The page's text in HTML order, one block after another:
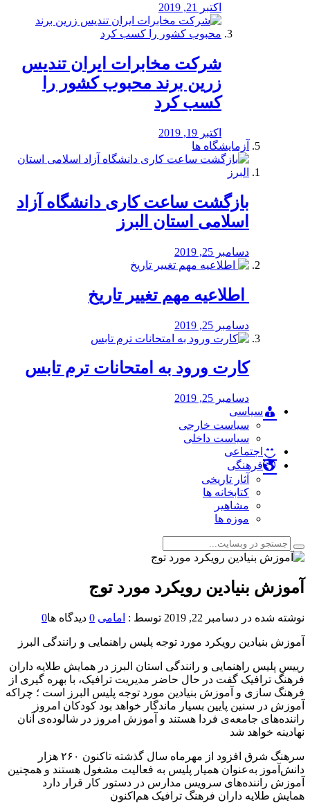
اکتبر 21, 2019
شرکت مخابرات ایران تندیس
زرین برند محبوب کشور را
کسب کرد
اکتبر 19, 2019
آزمایشگاه ها
بازگشت ساعت کاری دانشگاه آزاد
اسلامی استان البرز
دسامبر 25, 2019
️ اطلاعیه مهم تغییر تاریخ
دسامبر 25, 2019
کارت ورود به امتحانات ترم تابس
دسامبر 25, 2019
سیاسی
سیاست خارجی
سیاست داخلی
اجتماعی
فرهنگی
آثار تاریخی
کتابخانه ها
مشاهیر
موزه ها
آموزش بنیادین رویکرد مورد توج
نوشته شده در دسامبر 22, 2019 توسط : امامی 0 دیدگاه ها0
آموزش بنیادین رویکرد مورد توجه پلیس راهنمایی و رانندگی البرز
رییس پلیس راهنمایی و رانندگی استان البرز در همایش طلایه داران
فرهنگ ترافیک گفت در حال حاضر مدیریت ترافیک، با بهره گیری از
فرهنگ سازی و آموزش بنیادین مورد توجه پلیس البرز است ؛ چراکه
آموزش در سنین پایین بسیار ماندگار خواهد بود کودکان امروز
راننده‌های جامعه‌ی فردا هستند و آموزش امروز در شالوده‌ی آنان
نهادینه خواهد شد
سرهنگ شرق افزود از مهرماه سال گذشته تاکنون ۲۶۰ هزار
دانش‌آموز به‌عنوان همیار پلیس به فعالیت مشغول هستند و همچنین
آموزش راننده‌های سرویس‌ مدارس در دستور کار قرار دارد
همایش طلایه داران فرهنگ ترافیک هم‌اکنون